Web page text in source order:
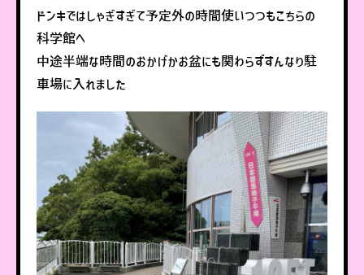
ドンキではしゃぎすぎて予定外の時間使いつつもこちらの
科学館へ
中途半端な時間のおかげかお盆にも関わらずすんなり駐
車場に入れました